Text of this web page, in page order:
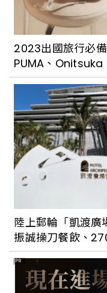
大稻
經典
萬華
「兩
激、
2023出國旅行必
PUMA、
陸上郵輪「凱渡廣
振誠操刀餐飲、
海
PR